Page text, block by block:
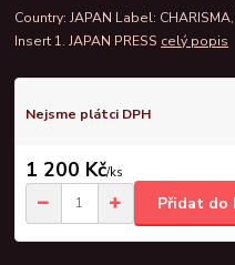
Country: JAPAN Label:
Insert 1. JAPAN PRESS celý popis
Nejsme plátci DPH
1 200 Kč/ks
Přidat do